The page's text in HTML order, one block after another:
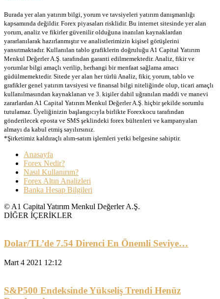
Burada yer alan yatırım bilgi, yorum ve tavsiyeleri yatırım danışmanlığı
kapsamında değildir. Forex piyasaları risklidir. Bu internet sitesinde yer alan
yorum, analiz ve fikirler güvenilir olduğuna inanılan kaynaklardan
yararlanılarak hazırlanmıştır ve analistlerimizin kişisel görüşlerini
yansıtmaktadır. Kullanılan tablo grafiklerin doğruluğu A1 Capital Yatırım
Menkul Değerler A.Ş. tarafından garanti edilmemektedir. Analiz, fikir ve
yorumlar bilgi amaçlı verilip, herhangi bir menfaat sağlama amacı
güdülmemektedir. Sitede yer alan her türlü Analiz, fikir, yorum, tablo ve
grafikler genel yatırım tavsiyesi ve finansal bilgi niteliğinde olup, ticari amaçlı
kullanılmasından kaynaklanan ve 3. kişiler dahil uğranılan maddi ve manevi
zararlardan A1 Capital Yatırım Menkul Değerler A.Ş. hiçbir şekilde sorumlu
tutulamaz. Üyeliğinizin başlangıcıyla birlikte Forexkocu tarafından
gönderilecek eposta ve SMS şeklindeki forex bültenleri ve kampanyaları
almayı da kabul etmiş sayılırsınız.
*Şirketimiz kaldıraçlı alım-satım işlemleri yetki belgesine sahiptir.
Anasayfa
Forex Nedir?
Nasıl Kullanırım?
Forex Altın Analizleri
Banka Hesap Bilgileri
© A1 Capital Yatırım Menkul Değerler A.Ş.
DİĞER İÇERİKLER
Dolar/TL’de 7.54 Direnci En Önemli Seviye…
Mart 4 2021 12:12
S&P500 Endeksinde Yükseliş Trendi Henüz